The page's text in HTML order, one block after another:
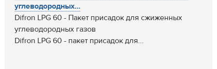
углеводородных...
Difron LPG 60 - Пакет присадок для сжиженных
углеводородных газов
Difron LPG 60 - пакет присадок для...